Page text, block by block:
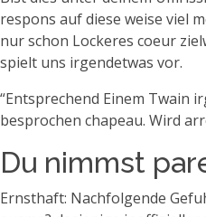
respons auf diese weise viel
nur schon Lockeres coeur
spielt uns irgendetwas vor.
“Entsprechend Einem Twain
besprochen chapeau. Wird
Du nimmst
Ernsthaft: Nachfolgende